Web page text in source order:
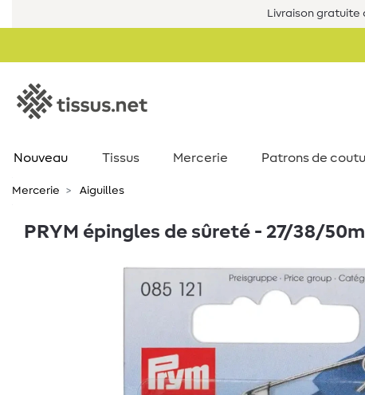
Livraison gratuite
Nouveau Tissus Mercerie Patrons de
Mercerie Aiguilles
PRYM épingles de sûreté - 27/38/